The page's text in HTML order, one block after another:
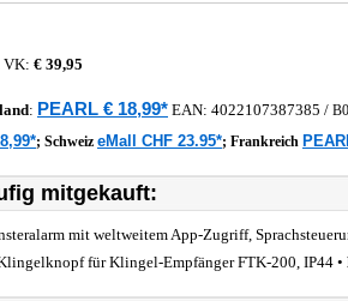
VK: € 39,95
: PEARL € 18,99* EAN: 4022107387385 /
; Schweiz eMall CHF 23.95*; Frankreich
mitgekauft:
mit weltweitem App-Zugriff,
für Klingel-Empfänger FTK-200, IP44 •